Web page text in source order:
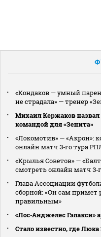
«Кондаков — умный
не страдала» — тренер
Михаил Кержаков
командой для «Зенита»
«Локомотив» — «Акрон»:
онлайн матч 3‑го тура
«Крылья Советов» —
смотреть онлайн матч
Глава Ассоциации
сборной: «Он сам примет
правильным»
«Лос‑Анджелес Гэлакси»
Стало известно, где